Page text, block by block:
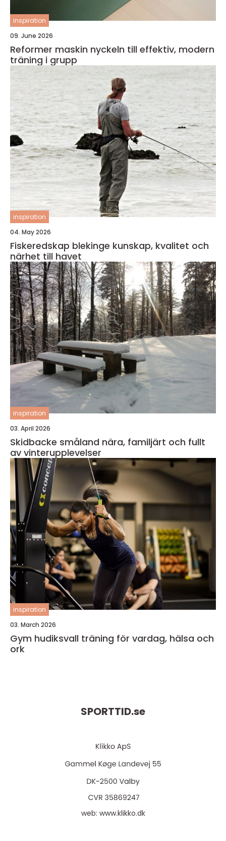
inspiration
09. June 2026
Reformer maskin nyckeln till effektiv, modern
träning i grupp
inspiration
04. May 2026
Fiskeredskap blekinge kunskap, kvalitet och
närhet till havet
inspiration
03. April 2026
Skidbacke småland nära, familjärt och fullt
av vinterupplevelser
inspiration
03. March 2026
Gym hudiksvall träning för vardag, hälsa och
ork
SPORTTID.se
web: www.klikko.dk